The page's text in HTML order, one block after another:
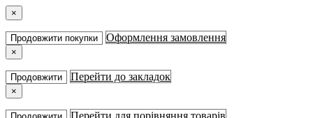
×
Продовжити покупки Оформлення замовлення
×
Продовжити Перейти до закладок
×
Перейти для порівняння товарів